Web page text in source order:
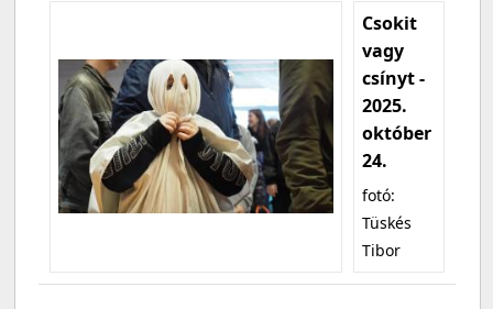
Csokit
vagy
csínyt -
2025.
október
24.
fotó:
Tüskés
Tibor